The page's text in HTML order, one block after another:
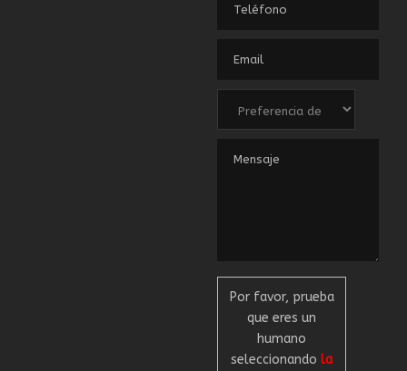
Por favor, prueba
que eres un
humano
seleccionando la